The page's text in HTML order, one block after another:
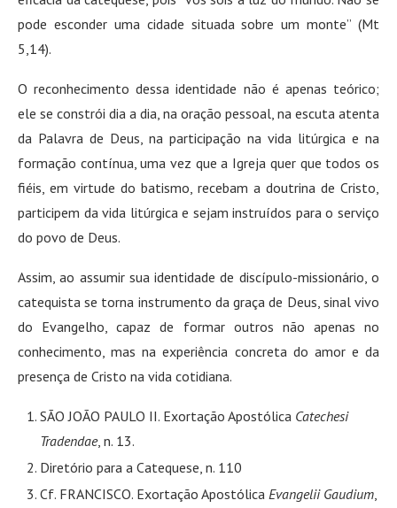
pode esconder uma cidade situada sobre um monte” (Mt
5,14).
O reconhecimento dessa identidade não é apenas teórico;
ele se constrói dia a dia, na oração pessoal, na escuta atenta
da Palavra de Deus, na participação na vida litúrgica e na
formação contínua, uma vez que a Igreja quer que todos os
fiéis, em virtude do batismo, recebam a doutrina de Cristo,
participem da vida litúrgica e sejam instruídos para o serviço
do povo de Deus.
Assim, ao assumir sua identidade de discípulo-missionário, o
catequista se torna instrumento da graça de Deus, sinal vivo
do Evangelho, capaz de formar outros não apenas no
conhecimento, mas na experiência concreta do amor e da
presença de Cristo na vida cotidiana.
SÃO JOÃO PAULO II. Exortação Apostólica Catechesi
Tradendae, n. 13.
Diretório para a Catequese, n. 110
Cf. FRANCISCO. Exortação Apostólica Evangelii Gaudium